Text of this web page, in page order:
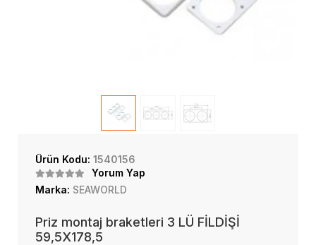
Ürün Kodu: 1540156
Yorum Yap
Marka: SEAWORLD
Priz montaj braketleri 3 LÜ FİLDİŞİ
59,5X178,5